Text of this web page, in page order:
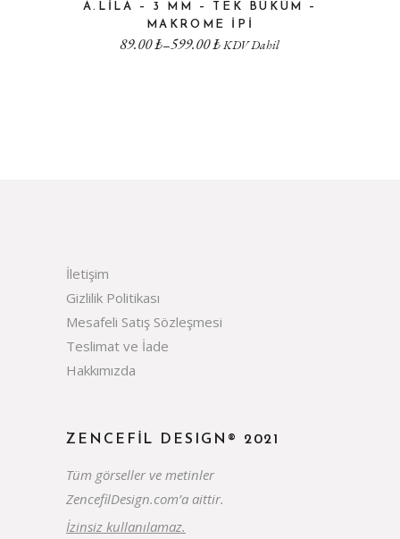
A.LILA – 3 MM – TEK BÜKÜM –
MAKROME IPI
89.00₺–599.00₺KDV Dahil
İletişim
Gizlilik Politikası
Mesafeli Satış Sözleşmesi
Teslimat ve İade
Hakkımızda
ZENCEFIL DESIGN® 2021
Tüm görseller ve metinler
ZencefilDesign.com’a aittir.
İzinsiz kullanılamaz.